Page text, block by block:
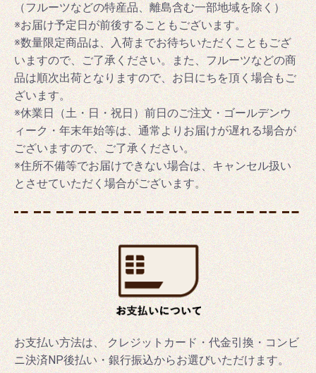
（フルーツなどの特産品、離島含む一部地域を除く）
※お届け予定日が前後することもございます。
※数量限定商品は、入荷までお待ちいただくこともござ
いますので、ご了承ください。また、フルーツなどの商
品は順次出荷となりますので、お日にちを頂く場合もご
ざいます。
※休業日（土・日・祝日）前日のご注文・ゴールデンウ
ィーク・年末年始等は、通常よりお届けが遅れる場合が
ございますので、ご了承ください。
※住所不備等でお届けできない場合は、キャンセル扱い
とさせていただく場合がございます。
お支払い方法は、 クレジットカード・代金引換・コンビ
ニ決済NP後払い・銀行振込からお選びいただけます。